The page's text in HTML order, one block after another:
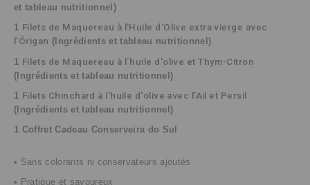
et tableau nutritionnel)
1 Filets de Maquereau à l'Huile d'Olive extra vierge avec
l'Órigan (Ingrédients et tableau nutritionnel)
1 Filets de Maquereau à l´huile d'olive et Thym-Citron
(Ingrédients et tableau nutritionnel)
1 Filets Chinchard à l'huile d'olive avec l’Ail et Persil
(Ingrédients et tableau nutritionnel)
1 Coffret Cadeau Conserveira do Sul
• Sans colorants ni conservateurs ajoutés
• Pratique et savoureux